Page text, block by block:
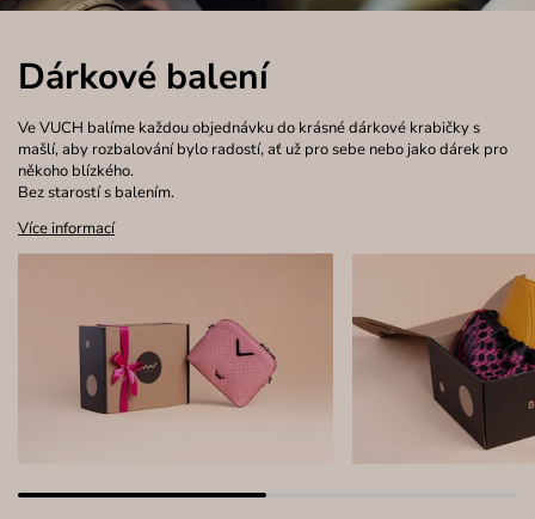
Dárkové balení
Ve VUCH balíme každou objednávku do krásné dárkové krabičky s
mašlí, aby rozbalování bylo radostí, ať už pro sebe nebo jako dárek pro
někoho blízkého.
Bez starostí s balením.
Více informací